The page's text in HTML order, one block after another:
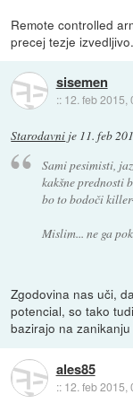
Remote controlled
precej tezje izvedljivo.
sisemen
:: 12. feb 2015,
Starodavni je 11. feb
Sami pesimisti,
kakšne prednosti
bo to bodoči
Mislim... ne ga
Zgodovina nas uči,
potencial, so tako
bazirajo na
ales85
:: 12. feb 2015,